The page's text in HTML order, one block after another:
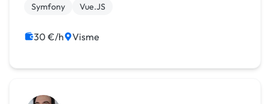
Symfony
Vue.JS
30 €/h Visme